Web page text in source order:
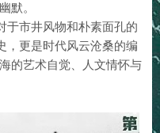
默。
于市井风物和朴素面孔的
，更是时代风云沧桑的编
的艺术自觉、人文情怀与